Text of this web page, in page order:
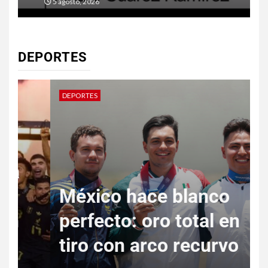
DEPORTES
DEPORTES
México hace blanco
perfecto: oro total en
tiro con arco recurvo